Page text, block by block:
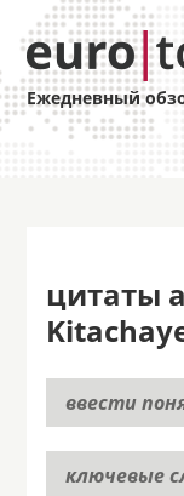
Ежедневный
цитаты